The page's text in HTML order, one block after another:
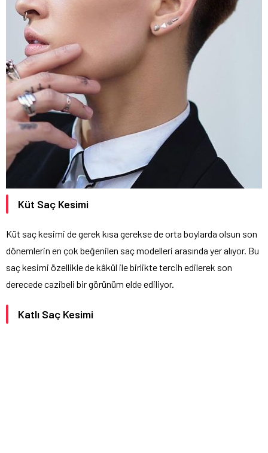
Küt Saç Kesimi
Küt saç kesimi de gerek kısa gerekse de orta boylarda olsun son
dönemlerin en çok beğenilen saç modelleri arasında yer alıyor. Bu
saç kesimi özellikle de kâkül ile birlikte tercih edilerek son
derecede cazibeli bir görünüm elde ediliyor.
Katlı Saç Kesimi